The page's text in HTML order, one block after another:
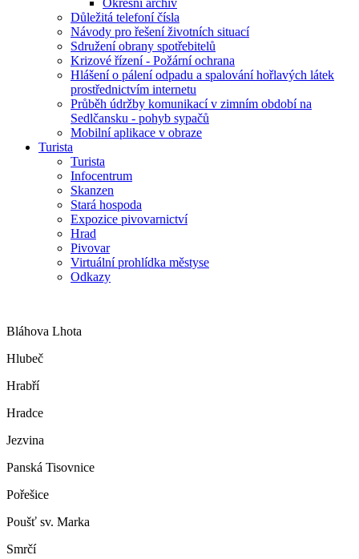
Okresní archiv
Důležitá telefoní čísla
Návody pro řešení životních situací
Sdružení obrany spotřebitelů
Krizové řízení - Požární ochrana
Hlášení o pálení odpadu a spalování hořlavých látek
prostřednictvím internetu
Průběh údržby komunikací v zimním období na
Sedlčansku - pohyb sypačů
Mobilní aplikace v obraze
Turista
Turista
Infocentrum
Skanzen
Stará hospoda
Expozice pivovarnictví
Hrad
Pivovar
Virtuální prohlídka městyse
Odkazy
Bláhova Lhota
Hlubeč
Hrabří
Hradce
Jezvina
Panská Tisovnice
Pořešice
Poušť sv. Marka
Smrčí